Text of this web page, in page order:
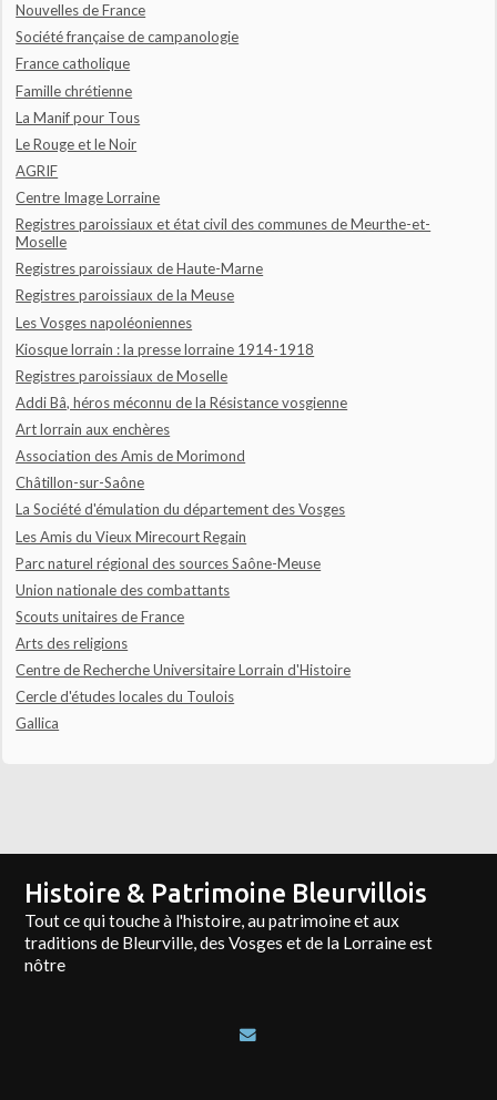
Nouvelles de France
Société française de campanologie
France catholique
Famille chrétienne
La Manif pour Tous
Le Rouge et le Noir
AGRIF
Centre Image Lorraine
Registres paroissiaux et état civil des communes de Meurthe-et-
Moselle
Registres paroissiaux de Haute-Marne
Registres paroissiaux de la Meuse
Les Vosges napoléoniennes
Kiosque lorrain : la presse lorraine 1914-1918
Registres paroissiaux de Moselle
Addi Bâ, héros méconnu de la Résistance vosgienne
Art lorrain aux enchères
Association des Amis de Morimond
Châtillon-sur-Saône
La Société d'émulation du département des Vosges
Les Amis du Vieux Mirecourt Regain
Parc naturel régional des sources Saône-Meuse
Union nationale des combattants
Scouts unitaires de France
Arts des religions
Centre de Recherche Universitaire Lorrain d'Histoire
Cercle d'études locales du Toulois
Gallica
Histoire & Patrimoine Bleurvillois
Tout ce qui touche à l'histoire, au patrimoine et aux
traditions de Bleurville, des Vosges et de la Lorraine est
nôtre